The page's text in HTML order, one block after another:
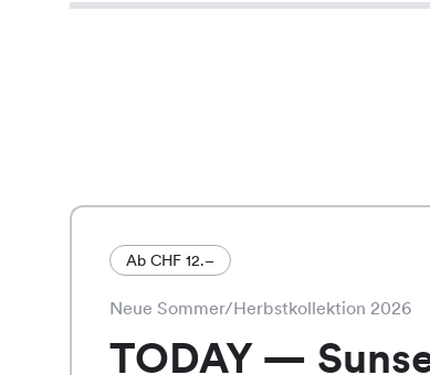
Ab CHF 12.–
Neue Sommer/Herbstkollektion 2026
TODAY —